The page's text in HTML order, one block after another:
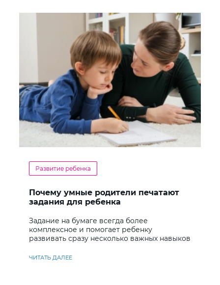
Развитие ребенка
Почему умные родители печатают
задания для ребенка
Задание на бумаге всегда более
комплексное и помогает ребенку
развивать сразу несколько важных навыков
ЧИТАТЬ ДАЛЕЕ